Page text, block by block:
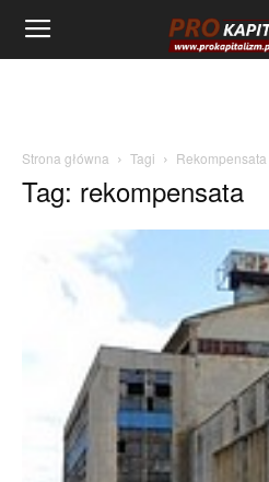
Strona główna Tagi Rekompensata
Tag: rekompensata